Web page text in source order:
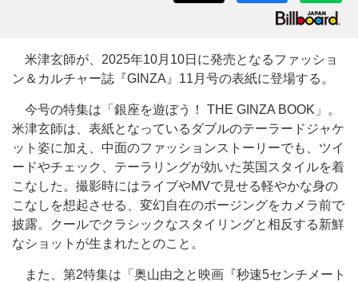
米津玄師が、2025年10月10日に発売となるファッショ
ン＆カルチャー誌『GINZA』11月号の表紙に登場する。
今号の特集は「銀座を遊ぼう！ THE GINZA BOOK」。
米津玄師は、表紙となっているダブルのテーラードジャケ
ット姿に加え、中面のファッションストーリーでも、ツイ
ードやチェック、テーラリングが効いた英国スタイルを着
こなした。撮影時にはライブやMVで見せる軽やかな身の
こなしを想起させる、変幻自在のポージングをカメラ前で
披露。クールでクラシックなスタイリングと相反する新鮮
なショットが生まれたとのこと。
また、第2特集は「奥山由之と映画『秒速5センチメート